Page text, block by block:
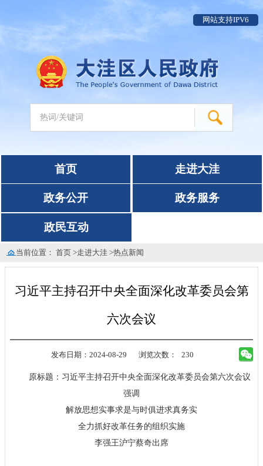
网站支持IPV6
首页 走进大洼
政务公开 政务服务
政民互动
当前位置：首页 >走进大洼 >热点新闻
习近平主持召开中央全面深化改革委员会第
六次会议
发布日期：2024-08-29 浏览次数： 230
原标题：习近平主持召开中央全面深化改革委员会第六次会议
强调
解放思想实事求是与时俱进求真务实
全力抓好改革任务的组织实施
李强王沪宁蔡奇出席